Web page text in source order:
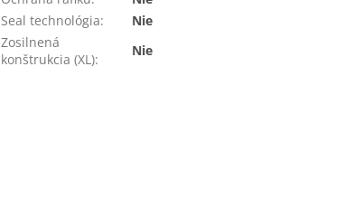
Seal technológia:
Nie
Zosilnená
konštrukcia (XL):
Nie